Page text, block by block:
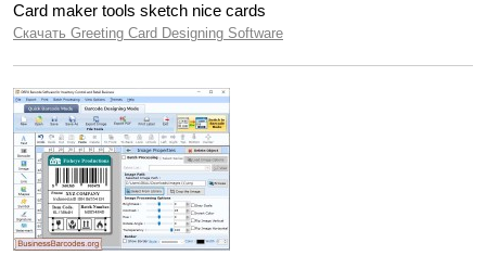
Card maker tools sketch nice cards
Скачать Greeting Card Designing Software